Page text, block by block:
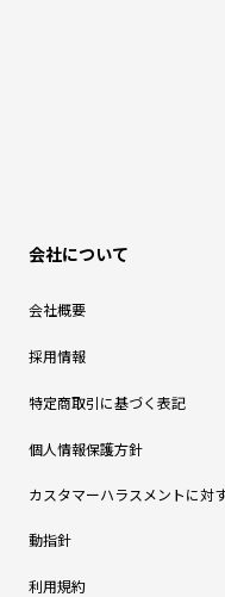
会社について
会社概要
採用情報
特定商取引に基づく表記
個人情報保護方針
カスタマーハラスメントに対
動指針
利用規約